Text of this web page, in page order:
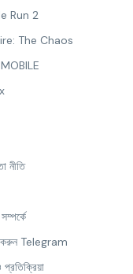
Run 2
The Chaos
নীতি
করুন Telegram
প্রতিক্রিয়া